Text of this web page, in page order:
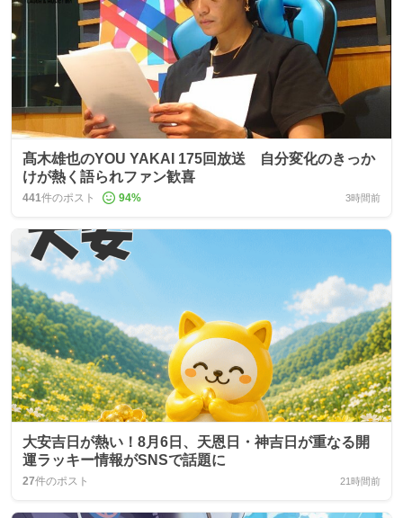
髙木雄也のYOU YAKAI 175回放送 自分変化のきっか
けが熱く語られファン歓喜
441件のポスト 94% 3時間前
大安吉日が熱い！8月6日、天恩日・神吉日が重なる開
運ラッキー情報がSNSで話題に
27件のポスト 21時間前